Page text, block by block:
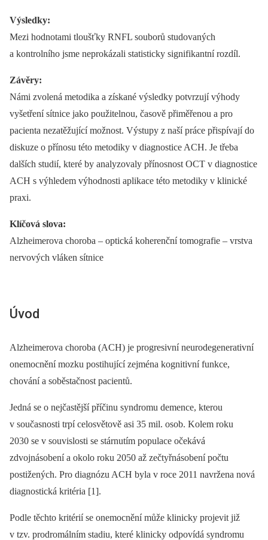
Výsledky:
Mezi hodnotami tloušťky RNFL souborů studovaných
a kontrolního jsme neprokázali statisticky signifikantní rozdíl.
Závěry:
Námi zvolená metodika a získané výsledky potvrzují výhody
vyšetření sítnice jako použitelnou, časově přiměřenou a pro
pacienta nezatěžující možnost. Výstupy z naší práce přispívají do
diskuze o přínosu této metodiky v diagnostice ACH. Je třeba
dalších studií, které by analyzovaly přínosnost OCT v diagnostice
ACH s výhledem výhodnosti aplikace této metodiky v klinické
praxi.
Klíčová slova:
Alzheimerova choroba –⁠ optická koherenční tomografie –⁠ vrstva
nervových vláken sítnice
Úvod
Alzheimerova choroba (ACH) je progresivní neurodegenerativní
onemocnění mozku postihující zejména kognitivní funkce,
chování a soběstačnost pacientů.
Jedná se o nejčastější příčinu syndromu demence, kterou
v současnosti trpí celosvětově asi 35 mil. osob. Kolem roku
2030 se v souvislosti se stárnutím populace očekává
zdvojnásobení a okolo roku 2050 až zečtyřnásobení počtu
postižených. Pro diagnózu ACH byla v roce 2011 navržena nová
diagnostická kritéria [1].
Podle těchto kritérií se onemocnění může klinicky projevit již
v tzv. prodromálním stadiu, které klinicky odpovídá syndromu